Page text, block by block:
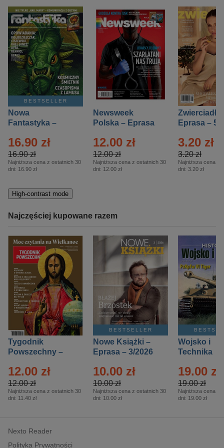
BESTSELLER
Nowa
Fantastyka –
16.90 zł
16.90 zł
Najniższa cena z ostatnich 30
dni: 16.90 zł
Newsweek
Polska – Eprasa
12.00 zł
12.00 zł
Najniższa cena z ostatnich 30
dni: 12.00 zł
Zwierciadło
Eprasa – 5/
3.20 zł
3.20 zł
Najniższa cena z
dni: 3.20 zł
High-contrast mode
Najczęściej kupowane razem
Tygodnik
Powszechny –
12.00 zł
12.00 zł
Najniższa cena z ostatnich 30
dni: 11.40 zł
BESTSELLER
Nowe Książki –
Eprasa – 3/2026
10.00 zł
10.00 zł
Najniższa cena z ostatnich 30
dni: 10.00 zł
Wojsko i
Technika
– 2/2026
19.00 zł
19.00 zł
Najniższa cena z
dni: 19.00 zł
Nexto Reader
Polityka Prywatności